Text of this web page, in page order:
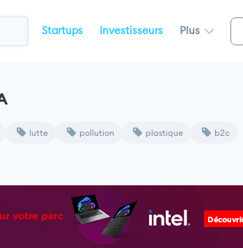
Startups Investisseurs Plus
lutte pollution plastique b2c